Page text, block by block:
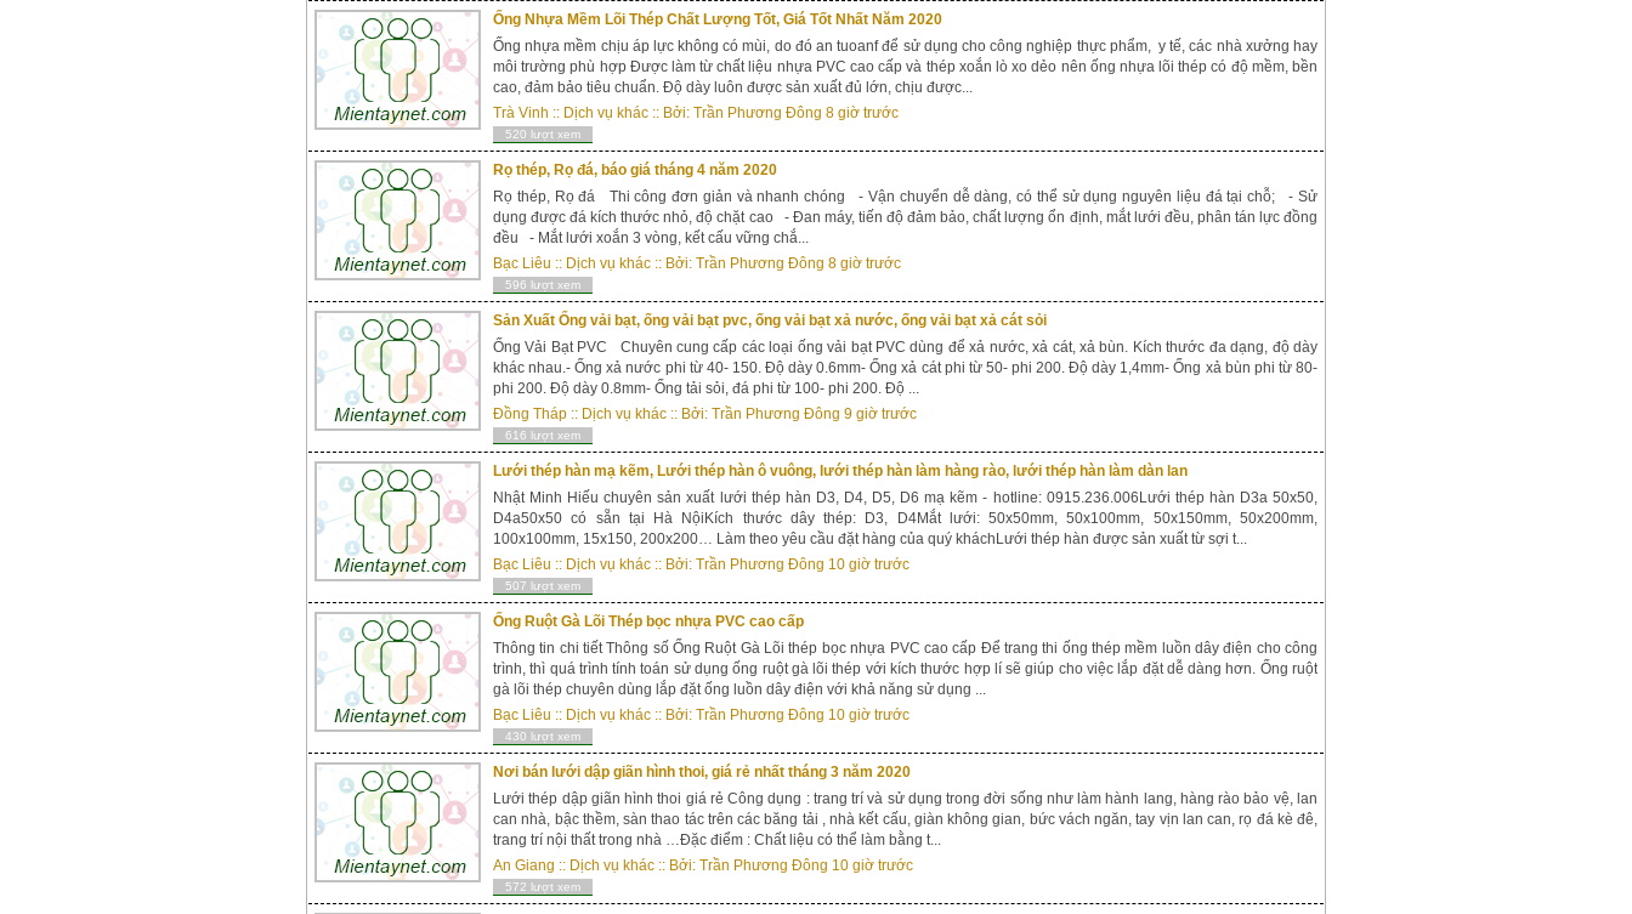
Ống Nhựa Mềm Lõi Thép Chất Lượng Tốt, Giá Tốt Nhất Năm 2020
Ống nhựa mềm chịu áp lực không có mùi, do đó an tuoanf để sử dụng cho công nghiệp thực phẩm, y tế, các nhà xưởng hay
môi trường phù hợp Được làm từ chất liệu nhựa PVC cao cấp và thép xoắn lò xo dẻo nên ống nhựa lõi thép có độ mềm, bền
cao, đảm bảo tiêu chuẩn. Độ dày luôn được sản xuất đủ lớn, chịu được...
Trà Vinh :: Dịch vụ khác :: Bởi: Trần Phương Đông 8 giờ trước
520 lượt xem
Rọ thép, Rọ đá, báo giá tháng 4 năm 2020
Rọ thép, Rọ đá Thi công đơn giản và nhanh chóng - Vận chuyển dễ dàng, có thể sử dụng nguyên liệu đá tại chỗ; - Sử
dụng được đá kích thước nhỏ, độ chặt cao - Đan máy, tiến độ đảm bảo, chất lượng ổn định, mắt lưới đều, phân tán lực đồng
đều - Mắt lưới xoắn 3 vòng, kết cấu vững chắ...
Bạc Liêu :: Dịch vụ khác :: Bởi: Trần Phương Đông 8 giờ trước
596 lượt xem
Sản Xuất Ống vải bạt, ống vải bạt pvc, ống vải bạt xả nước, ống vải bạt xả cát sỏi
Ống Vải Bạt PVC Chuyên cung cấp các loại ống vải bạt PVC dùng để xả nước, xả cát, xả bùn. Kích thước đa dạng, độ dày
khác nhau.- Ống xả nước phi từ 40- 150. Độ dày 0.6mm- Ống xả cát phi từ 50- phi 200. Độ dày 1,4mm- Ống xả bùn phi từ 80-
phi 200. Độ dày 0.8mm- Ống tải sỏi, đá phi từ 100- phi 200. Độ ...
Đồng Tháp :: Dịch vụ khác :: Bởi: Trần Phương Đông 9 giờ trước
616 lượt xem
Lưới thép hàn mạ kẽm, Lưới thép hàn ô vuông, lưới thép hàn làm hàng rào, lưới thép hàn làm dàn lan
Nhật Minh Hiếu chuyên sản xuất lưới thép hàn D3, D4, D5, D6 mạ kẽm - hotline: 0915.236.006Lưới thép hàn D3a 50x50,
D4a50x50 có sẵn tại Hà NộiKích thước dây thép: D3, D4Mắt lưới: 50x50mm, 50x100mm, 50x150mm, 50x200mm,
100x100mm, 15x150, 200x200… Làm theo yêu cầu đặt hàng của quý kháchLưới thép hàn được sản xuất từ sợi t...
Bạc Liêu :: Dịch vụ khác :: Bởi: Trần Phương Đông 10 giờ trước
507 lượt xem
Ống Ruột Gà Lõi Thép bọc nhựa PVC cao cấp
Thông tin chi tiết Thông số Ống Ruột Gà Lõi thép bọc nhựa PVC cao cấp Để trang thi ống thép mềm luồn dây điện cho công
trình, thì quá trình tính toán sử dụng ống ruột gà lõi thép với kích thước hợp lí sẽ giúp cho việc lắp đặt dễ dàng hơn. Ống ruột
gà lõi thép chuyên dùng lắp đặt ống luồn dây điện với khả năng sử dụng ...
Bạc Liêu :: Dịch vụ khác :: Bởi: Trần Phương Đông 10 giờ trước
430 lượt xem
Nơi bán lưới dập giãn hình thoi, giá rẻ nhất tháng 3 năm 2020
Lưới thép dập giãn hình thoi giá rẻ Công dụng : trang trí và sử dụng trong đời sống như làm hành lang, hàng rào bảo vệ, lan
can nhà, bậc thềm, sàn thao tác trên các băng tải , nhà kết cấu, giàn không gian, bức vách ngăn, tay vịn lan can, rọ đá kè đê,
trang trí nội thất trong nhà …Đặc điểm : Chất liệu có thể làm bằng t...
An Giang :: Dịch vụ khác :: Bởi: Trần Phương Đông 10 giờ trước
572 lượt xem